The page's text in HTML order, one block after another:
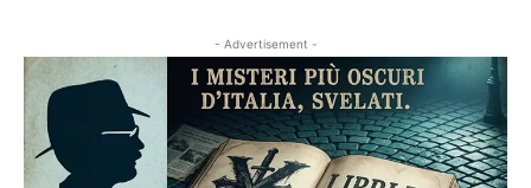
- Advertisement -